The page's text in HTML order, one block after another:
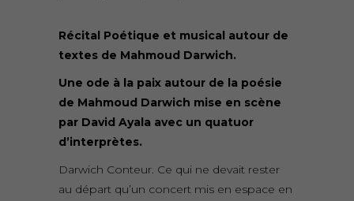
Récital Poétique et musical autour de
textes de Mahmoud Darwich.
Une ode à la paix autour de la poésie
de Mahmoud Darwich mise en scène
par David Ayala avec un quatuor
d’interprètes.
Darwich Conteur. Ce qui ne devait rester
au départ qu’un concert mis en espace en